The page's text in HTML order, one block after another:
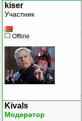
kiser
Участник
Offline
Kivals
Модератор